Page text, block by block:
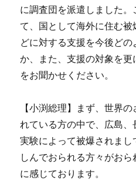
に調査団を派遣しました。
て、国として海外に住む
どに対する支援を今後ど
か、また、支援の対象を
をお聞かせください。
【小渕総理】まず、世界
れている方の中で、広島
実験によって被爆されま
しんでおられる方々がお
に感じております。